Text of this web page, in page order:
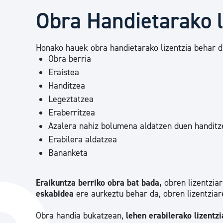
Haurrak eta gazteak
Herritarren partaidetza eta elkartegintza
Kirola
Obra Handietarako
Honako hauek obra handietarako lizentzia behar
Obra berria
Eraistea
Handitzea
Legeztatzea
Eraberritzea
Azalera nahiz bolumena aldatzen duen
Erabilera aldatzea
Bananketa
Eraikuntza berriko obra bat bada, obren
eskabidea ere aurkeztu behar da, obren
Obra handia bukatzean, lehen erabilerako